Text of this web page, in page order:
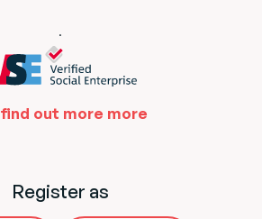
.
find out more more
Register as